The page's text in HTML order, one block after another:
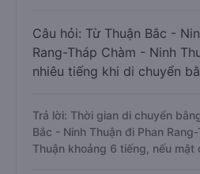
Câu hỏi: Từ Thuận Bắc -
Rang-Tháp Chàm - Ninh
nhiêu tiếng khi di chuyển
Trả lời: Thời gian di chuyển
Bắc - Ninh Thuận đi Phan
Thuận khoảng 6 tiếng, nếu mật